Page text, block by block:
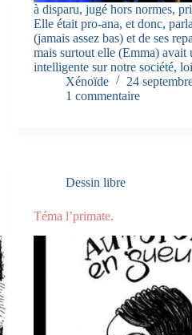
à disparu, jugé hors normes,
Elle était pro-ana, et donc,
(jamais assez bas) et de ses
mais surtout elle (Emma) avait
intelligente sur notre société,
Xénoïde
24
1 commentaire
Dessin libre
Téma l’primate.